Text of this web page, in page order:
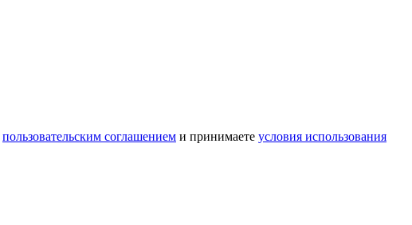
пользовательским соглашением и принимаете условия использования